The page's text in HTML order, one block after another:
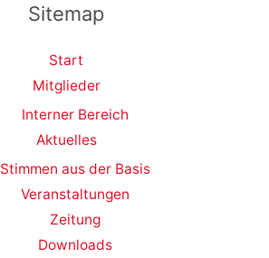
Sitemap
Start
Mitglieder
Interner Bereich
Aktuelles
Stimmen aus der Basis
Veranstaltungen
Zeitung
Downloads